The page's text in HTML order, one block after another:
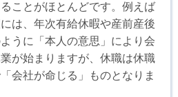
ことがほとんどです。例えば
は、年次有給休暇や産前産後
うに「本人の意思」により会
が始まりますが、休職は休職
会社が命じる」ものとなりま